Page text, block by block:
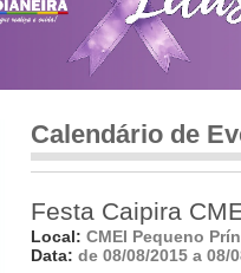
Calendário de
Festa Caipira
Local: CMEI Pequeno
Data: de 08/08/2015 a 08/